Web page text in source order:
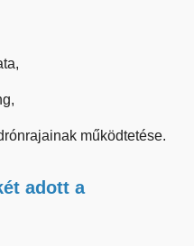
működtetése.
adott a